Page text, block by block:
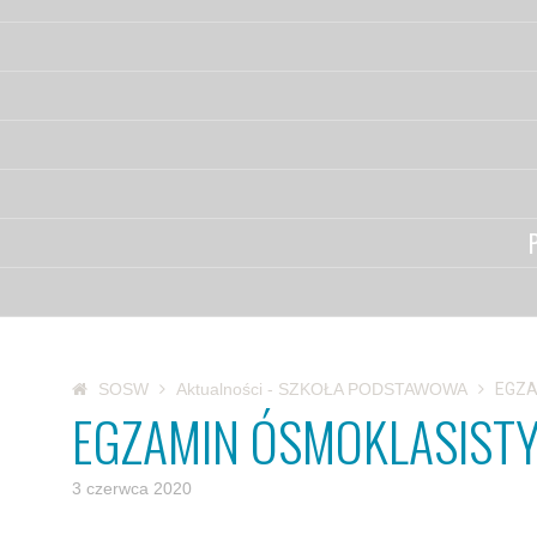
SOSW Aktualności - SZKOŁA PODSTAWOWA
EGZAMIN
3 czerwca 2020